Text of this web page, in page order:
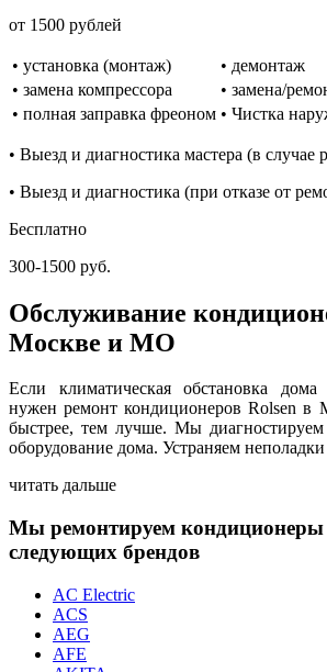
от 1500 рублей
• установка (монтаж)
• демонтаж
• замена компрессора
• замена/
• полная заправка фреоном • Чистка
• Выезд и диагностика мастера (в случае
• Выезд и диагностика (при отказе от
Бесплатно
300-1500 руб.
Обслуживание
Москве и МО
Если климатическая обстановка дома
нужен ремонт кондиционеров Rolsen
быстрее, тем лучше. Мы
оборудование дома. Устраняем
читать дальше
Мы ремонтируем
следующих брендов
AC Electric
ACS
AEG
AFE